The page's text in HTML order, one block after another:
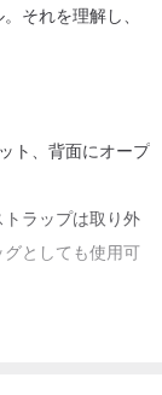
それを理解し、
ト、背面にオープ
ラップは取り外
としても使用可